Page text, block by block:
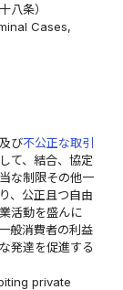
八条）
Cases,
び不公正な取引
て、結合、協定
な制限その他一
、公正且つ自由
活動を盛んに
般消費者の利益
発達を促進する
private